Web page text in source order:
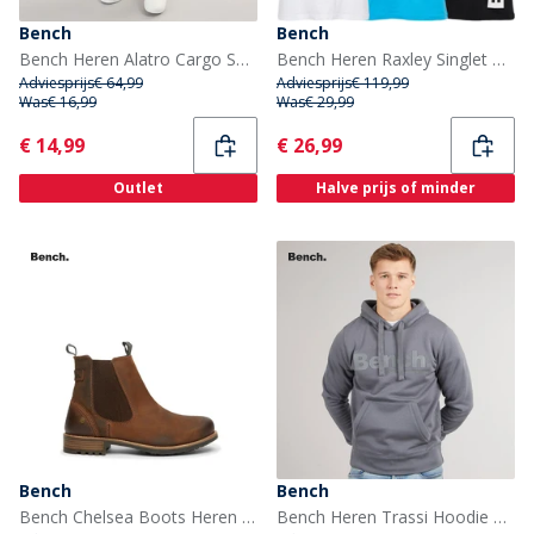
Bench
Bench Heren Alatro Cargo Shorts Stone
Adviesprijs€ 64,99
Was€ 16,99
Current
€ 14,99
Outlet
Bench
Bench Heren Raxley Singlet Meerkleurig
Adviesprijs€ 119,99
Was€ 29,99
Current
€ 26,99
Halve prijs of minder
Bench
Bench Chelsea Boots Heren Newton Chestnut
Bench
Bench Heren Trassi Hoodie Steel Grey